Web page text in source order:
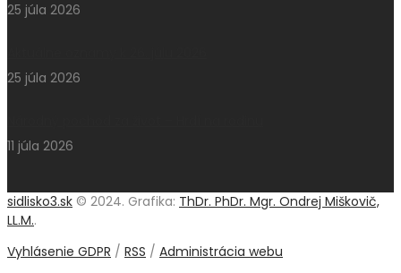
25 júla 2026
25 júla 2026
11 júla 2026
sidlisko3.sk © 2024. Grafika: ThDr. PhDr. Mgr. Ondrej Miškovič,
LL.M..
Vyhlásenie GDPR / RSS / Administrácia webu